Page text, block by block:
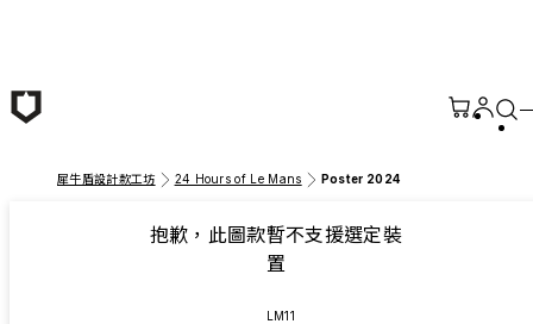
犀牛盾設計款工坊 24 Hours of Le Mans Poster 2024
抱歉，此圖款暫不支援選定裝
置
LM11